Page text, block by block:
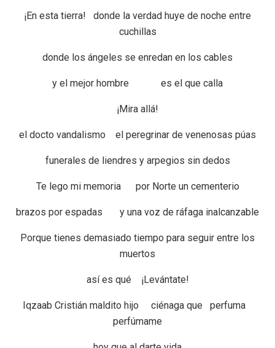
¡En esta tierra! donde la verdad huye de noche entre
cuchillas
donde los ángeles se enredan en los cables
y el mejor hombre es el que calla
¡Mira allá!
el docto vandalismo el peregrinar de venenosas púas
funerales de liendres y arpegios sin dedos
Te lego mi memoria por Norte un cementerio
brazos por espadas y una voz de ráfaga inalcanzable
Porque tienes demasiado tiempo para seguir entre los
muertos
así es qué ¡Levántate!
Iqzaab Cristián maldito hijo ciénaga que perfuma
perfúmame